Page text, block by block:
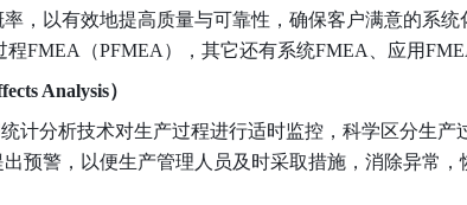
，以有效地提高质量与可靠性，确保客户满意的系
FMEA（PFMEA），其它还有系统FMEA、应用
Analysis）
计分析技术对生产过程进行适时监控，科学区分生
预警，以便生产管理人员及时采取措施，消除异常